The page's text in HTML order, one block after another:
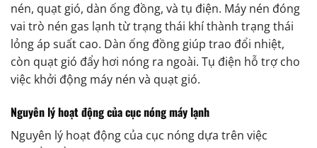
nén, quạt gió, dàn ống đồng, và tụ điện. Máy nén đóng
vai trò nén gas lạnh từ trạng thái khí thành trạng thái
lỏng áp suất cao. Dàn ống đồng giúp trao đổi nhiệt,
còn quạt gió đẩy hơi nóng ra ngoài. Tụ điện hỗ trợ cho
việc khởi động máy nén và quạt gió.
Nguyên lý hoạt động của cục nóng máy lạnh
Nguyên lý hoạt động của cục nóng dựa trên việc